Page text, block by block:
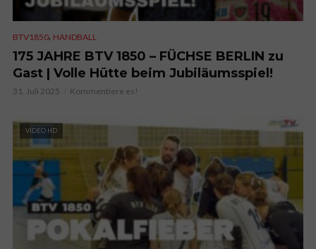
BTV1850, HANDBALL
175 JAHRE BTV 1850 – FÜCHSE BERLIN zu
Gast | Volle Hütte beim Jubiläumsspiel!
31. Juli 2025 Kommentiere es!
VIDEO HD